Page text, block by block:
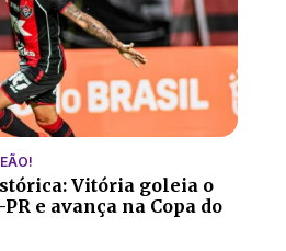
Vitória goleia o
e avança na Copa do